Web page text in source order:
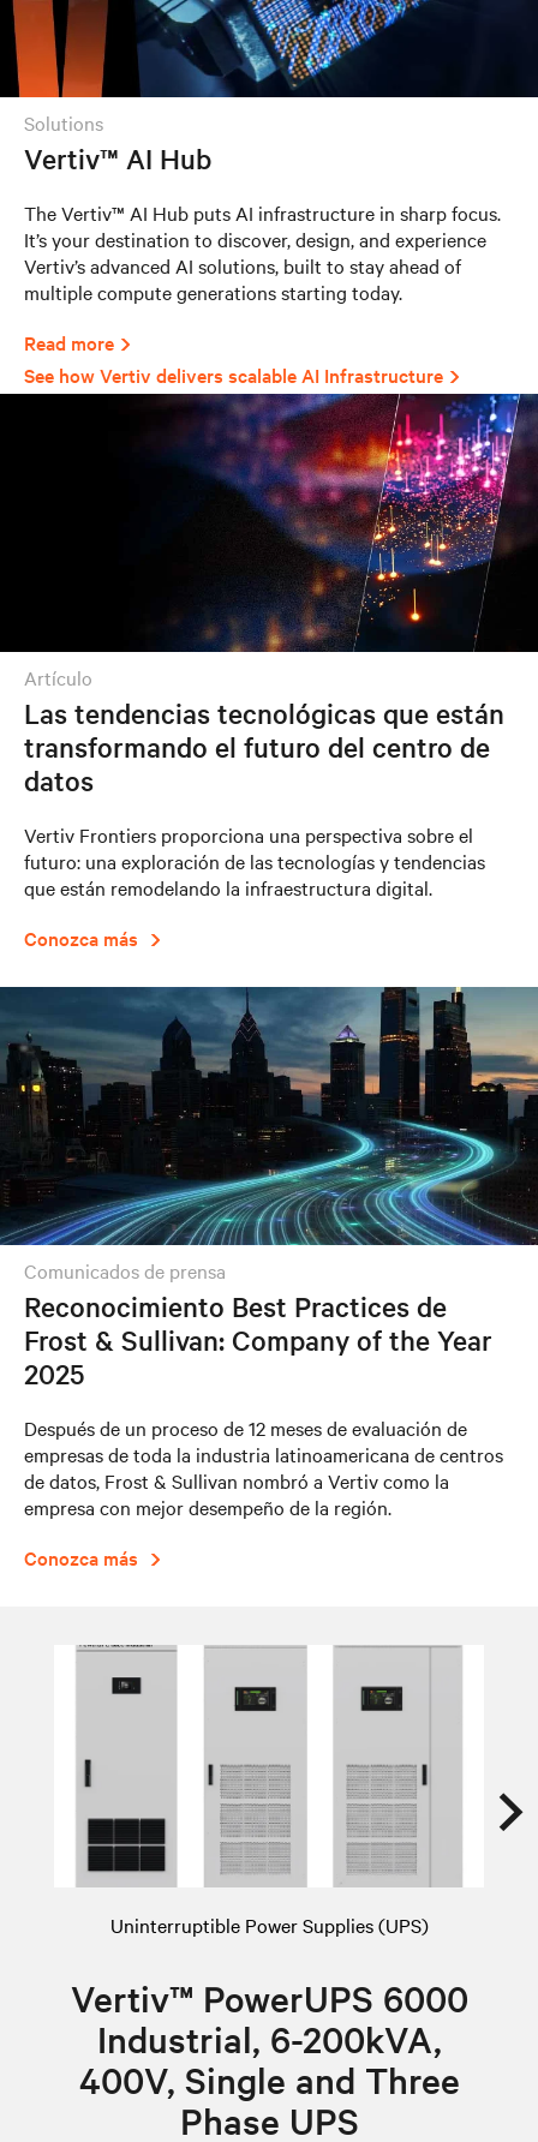
solutions
Vertiv™ AI Hub
The Vertiv™ AI Hub puts AI infrastructure in sharp focus.
It’s your destination to discover, design, and experience
Vertiv’s advanced AI solutions, built to stay ahead of
multiple compute generations starting today.
Read more
See how Vertiv delivers scalable AI Infrastructure
artículo
Las tendencias tecnológicas que están
transformando el futuro del centro de
datos
Vertiv Frontiers proporciona una perspectiva sobre el
futuro: una exploración de las tecnologías y tendencias
que están remodelando la infraestructura digital.
Conozca más
comunicados de prensa
Reconocimiento Best Practices de
Frost & Sullivan: Company of the Year
2025
Después de un proceso de 12 meses de evaluación de
empresas de toda la industria latinoamericana de centros
de datos, Frost & Sullivan nombró a Vertiv como la
empresa con mejor desempeño de la región.
Conozca más
Uninterruptible Power Supplies (UPS)
Vertiv™ PowerUPS 6000
Industrial, 6-200kVA,
400V, Single and Three
Phase UPS